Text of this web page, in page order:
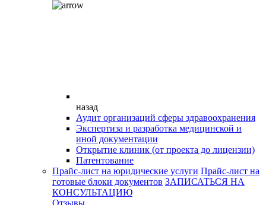
назад
Аудит организаций сферы здравоохранения
Экспертиза и разработка медицинской и
иной документации
Открытие клиник (от проекта до лицензии)
Патентование
Прайс-лист на юридические услуги Прайс-лист на
готовые блоки документов ЗАПИСАТЬСЯ НА
КОНСУЛЬТАЦИЮ
Отзывы